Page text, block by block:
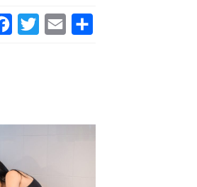
Facebook
Twitter Email